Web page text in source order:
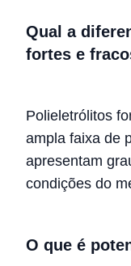
Qual a
fortes e
Polieletrólitos
ampla faixa de
apresentam
condições do
O que é